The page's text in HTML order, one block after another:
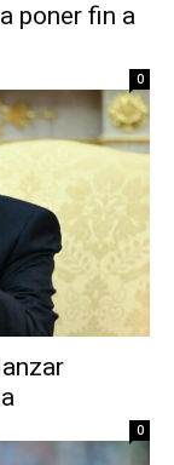
poner fin a
0
0